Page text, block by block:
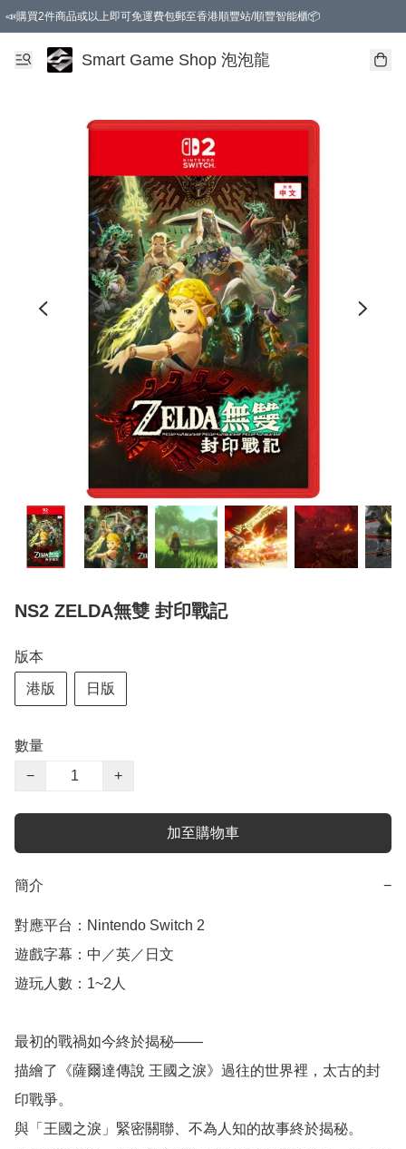
📣購買2件商品或以上即可免運費包郵至香港順豐站/順豐智能櫃📦
Smart Game Shop 泡泡龍
NS2 ZELDA無雙 封印戰記
版本
港版 日版
數量
−
+
加至購物車
簡介 −
對應平台：Nintendo Switch 2
遊戲字幕：中／英／日文
遊玩人數：1~2人
最初的戰禍如今終於揭秘——
描繪了《薩爾達傳說 王國之淚》過往的世界裡，太古的封
印戰爭。
與「王國之淚」緊密關聯、不為人知的故事終於揭秘。